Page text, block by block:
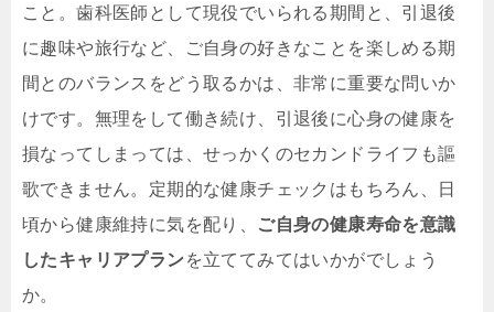
こと。歯科医師として現役でいられる期間と、引退後
に趣味や旅行など、ご自身の好きなことを楽しめる期
間とのバランスをどう取るかは、非常に重要な問いか
けです。無理をして働き続け、引退後に心身の健康を
損なってしまっては、せっかくのセカンドライフも謳
歌できません。定期的な健康チェックはもちろん、日
頃から健康維持に気を配り、
ご自身の健康寿命を意識
したキャリアプランを立ててみてはいかがでしょう
か。